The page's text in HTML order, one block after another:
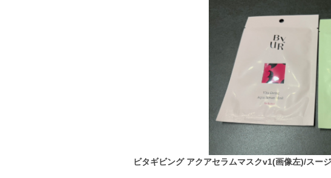
ビタギビング アクアセラムマスクv1(画像左)/スー